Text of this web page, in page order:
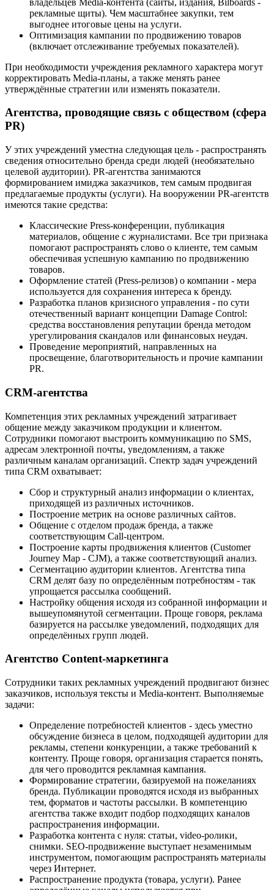
рекламные щиты). Чем масштабнее закупки, тем
выгоднее итоговые цены на услуги.
Оптимизация кампании по продвижению товаров
(включает отслеживание требуемых показателей).
При необходимости учреждения рекламного характера могут
корректировать Media-планы, а также менять ранее
утверждённые стратегии или изменять показатели.
Агентства, проводящие связь с обществом (сфера
PR)
У этих учреждений уместна следующая цель - распространять
сведения относительно бренда среди людей (необязательно
целевой аудитории). PR-агентства занимаются
формированием имиджа заказчиков, тем самым продвигая
предлагаемые продукты (услуги). На вооружении PR-агентств
имеются такие средства:
Классические Press-конференции, публикация
материалов, общение с журналистами. Все три признака
помогают распространять слово о клиенте, тем самым
обеспечивая успешную кампанию по продвижению
товаров.
Оформление статей (Press-релизов) о компании - мера
используется для сохранения интереса к бренду.
Разработка планов кризисного управления - по сути
отечественный вариант концепции Damage Control:
средства восстановления репутации бренда методом
урегулирования скандалов или финансовых неудач.
Проведение мероприятий, направленных на
просвещение, благотворительность и прочие кампании
PR.
CRM-агентства
Компетенция этих рекламных учреждений затрагивает
общение между заказчиком продукции и клиентом.
Сотрудники помогают выстроить коммуникацию по SMS,
адресам электронной почты, уведомлениям, а также
различным каналам организаций. Спектр задач учреждений
типа CRM охватывает:
Сбор и структурный анализ информации о клиентах,
приходящей из различных источников.
Построение метрик на основе различных сайтов.
Общение с отделом продаж бренда, а также
соответствующим Call-центром.
Построение карты продвижения клиентов (Customer
Journey Map - CJM), а также соответствующий анализ.
Сегментацию аудитории клиентов. Агентства типа
CRM делят базу по определённым потребностям - так
упрощается рассылка сообщений.
Настройку общения исходя из собранной информации и
вышеупомянутой сегментации. Проще говоря, реклама
базируется на рассылке уведомлений, подходящих для
определённых групп людей.
Агентство Content-маркетинга
Сотрудники таких рекламных учреждений продвигают бизнес
заказчиков, используя тексты и Media-контент. Выполняемые
задачи:
Определение потребностей клиентов - здесь уместно
обсуждение бизнеса в целом, подходящей аудитории для
рекламы, степени конкуренции, а также требований к
контенту. Проще говоря, организация старается понять,
для чего проводится рекламная кампания.
Формирование стратегии, базируемой на пожеланиях
бренда. Публикации проводятся исходя из выбранных
тем, форматов и частоты рассылки. В компетенцию
агентства также входит подбор подходящих каналов
распространения информации.
Разработка контента с нуля: статьи, video-ролики,
снимки. SEO-продвижение выступает незаменимым
инструментом, помогающим распространять материалы
через Интернет.
Распространение продукта (товара, услуги). Ранее